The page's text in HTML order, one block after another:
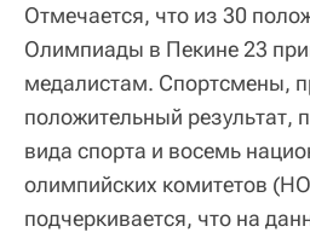
Отмечается, что из 30
Олимпиады в Пекине 23
медалистам. Спортсмены,
положительный результат,
вида спорта и восемь
олимпийских комитетов
подчеркивается, что на